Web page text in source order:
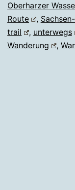
Oberharzer
Route
,
trail
, unterwegs
Wanderung
,